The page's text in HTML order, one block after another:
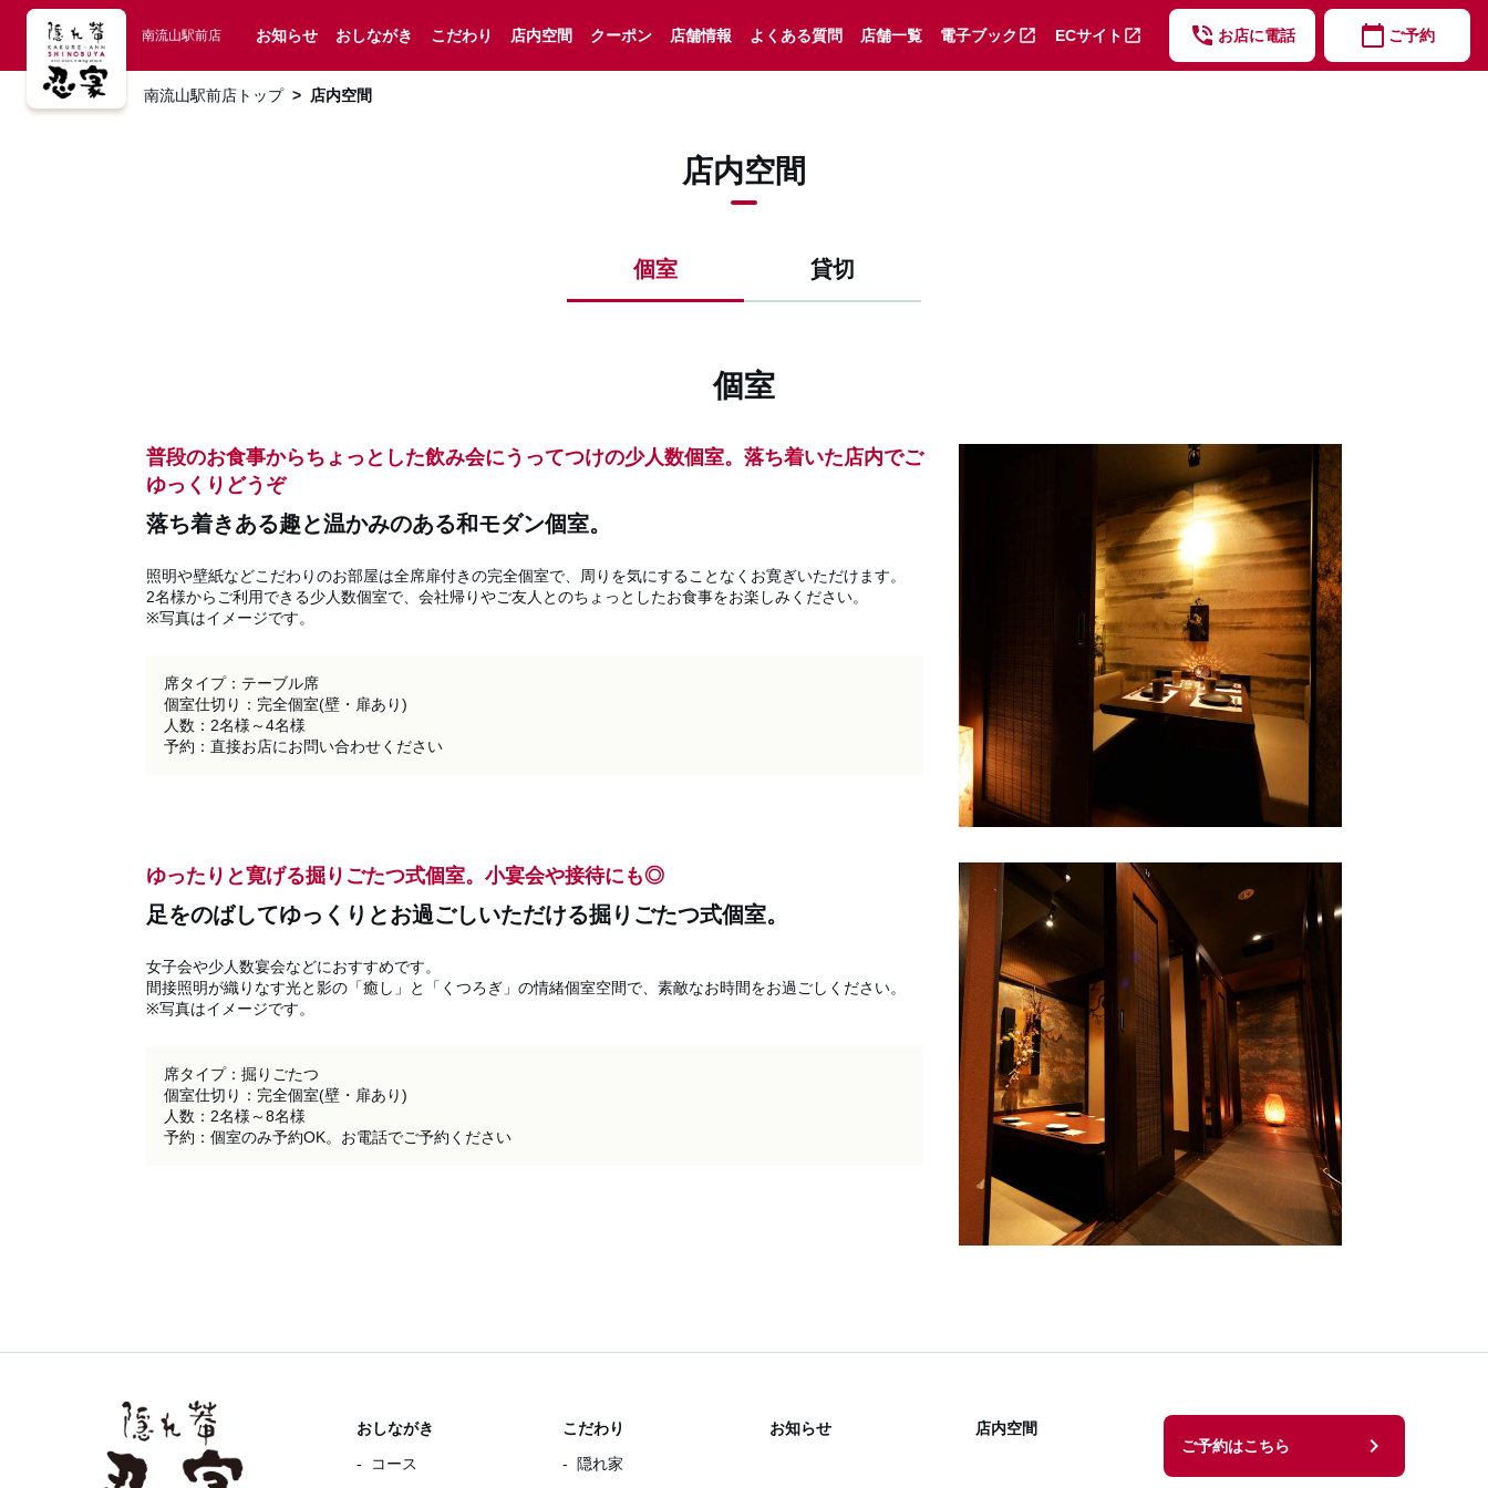
お知らせ おしながき こだわり 店内空間 クーポン 店舗情報 よくある質問 店舗一覧 電子ブック open_in_new ECサイト open_in_new phone_in_talk お店に電話 calendar_today ご予約
南流山駅前店
南流山駅前店トップ 店内空間
店内空間
個室 貸切
個室
普段のお食事からちょっとした飲み会にうってつけの少人数個室。落ち着いた店内でご
ゆっくりどうぞ
落ち着きある趣と温かみのある和モダン個室。
照明や壁紙などこだわりのお部屋は全席扉付きの完全個室で、周りを気にすることなくお寛ぎいただけます。
2名様からご利用できる少人数個室で、会社帰りやご友人とのちょっとしたお食事をお楽しみください。
※写真はイメージです。
席タイプ：テーブル席
個室仕切り：完全個室(壁・扉あり)
人数：2名様～4名様
予約：直接お店にお問い合わせください
ゆったりと寛げる掘りごたつ式個室。小宴会や接待にも◎
足をのばしてゆっくりとお過ごしいただける掘りごたつ式個室。
女子会や少人数宴会などにおすすめです。
間接照明が織りなす光と影の「癒し」と「くつろぎ」の情緒個室空間で、素敵なお時間をお過ごしください。
※写真はイメージです。
席タイプ：掘りごたつ
個室仕切り：完全個室(壁・扉あり)
人数：2名様～8名様
予約：個室のみ予約OK。お電話でご予約ください
おしながき
コース
こだわり
隠れ家
お知らせ
店内空間
ご予約はこちら
chevron_right